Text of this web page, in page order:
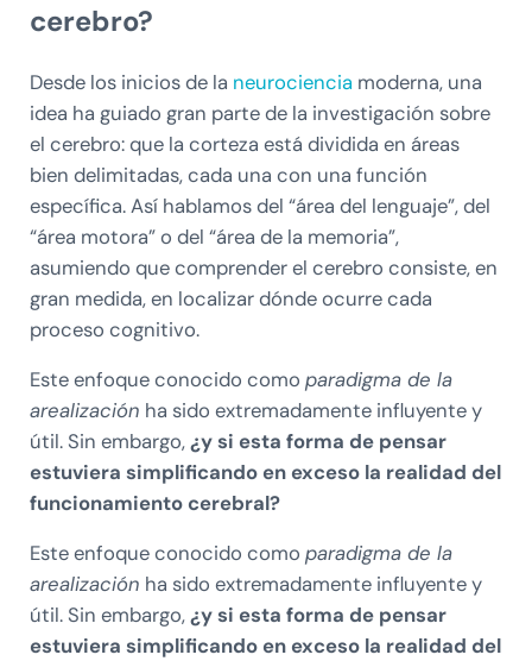
cerebro?
Desde los inicios de la neurociencia moderna, una
idea ha guiado gran parte de la investigación sobre
el cerebro: que la corteza está dividida en áreas
bien delimitadas, cada una con una función
específica. Así hablamos del “área del lenguaje”, del
“área motora” o del “área de la memoria”,
asumiendo que comprender el cerebro consiste, en
gran medida, en localizar dónde ocurre cada
proceso cognitivo.
Este enfoque conocido como paradigma de la
arealización ha sido extremadamente influyente y
útil. Sin embargo,¿y si esta forma de pensar
estuviera simplificando en exceso la realidad del
funcionamiento cerebral?
Este enfoque conocido como paradigma de la
arealización ha sido extremadamente influyente y
útil. Sin embargo,¿y si esta forma de pensar
estuviera simplificando en exceso la realidad del